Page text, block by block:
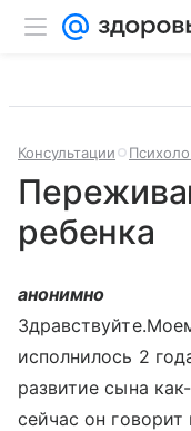
Консультации
ребенка
анонимно
исполнилось 2
развитие сына
сейчас он